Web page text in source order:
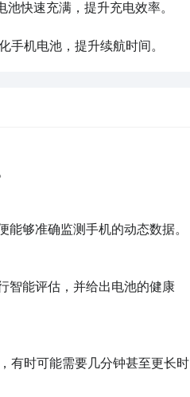
快速充满，提升充电效率。
手机电池，提升续航时间。